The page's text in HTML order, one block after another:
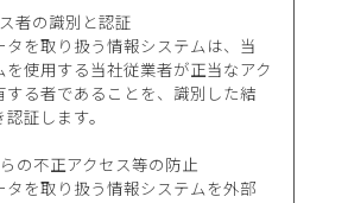
ス者の識別と認証
を取り扱う情報システムは、当
を使用する当社従業者が正当なアク
する者であることを、識別した結
証します。
らの不正アクセス等の防止
を取り扱う情報システムを外部